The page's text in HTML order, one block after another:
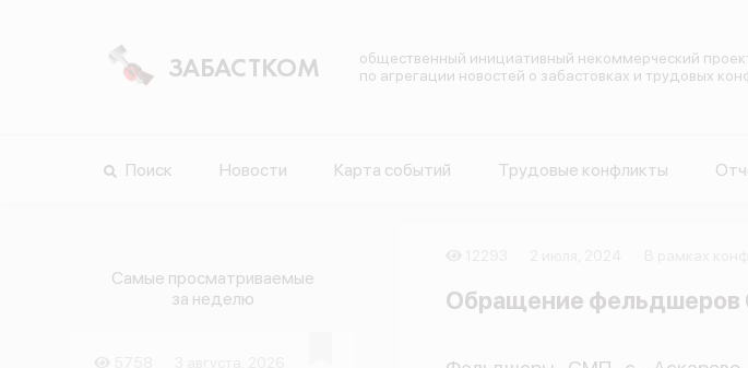
ЗАБАСТКОМ
общественный инициативный некоммерческий
по агрегации новостей о забастовках и трудовых
Поиск Новости Карта событий Трудовые конфликты
Самые просматриваемые
за неделю
Обращение фельдшеров